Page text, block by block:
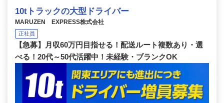
10tトラックの大型ドライバー
MARUZEN EXPRESS株式会社
正社員
【急募】月収60万円目指せる！配送ルート複数あり・選
べる！20代～50代活躍中！未経験・ブランクOK